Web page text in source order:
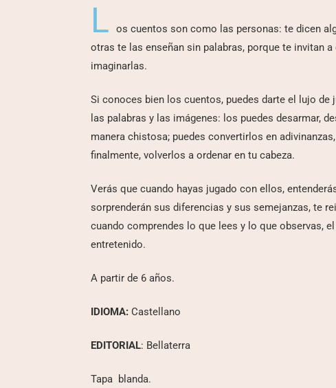
L
os cuentos son como las personas: te dicen
otras te las enseñan sin palabras, porque te invitan
imaginarlas.
Si conoces bien los cuentos, puedes darte el lujo de
las palabras y las imágenes: los puedes desarmar,
manera chistosa; puedes convertirlos en
finalmente, volverlos a ordenar en tu cabeza.
Verás que cuando hayas jugado con ellos,
sorprenderán sus diferencias y sus semejanzas, te
cuando comprendes lo que lees y lo que observas,
entretenido.
A partir de 6 años.
IDIOMA: Castellano
EDITORIAL: Bellaterra
Tapa blanda.